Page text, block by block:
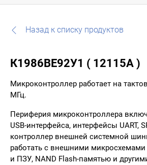
Назад к списку продуктов
К1986ВЕ92У1 ( 12115А )
Микроконтроллер работает на
МГц.
Периферия микроконтроллера
USB-интерфейса, интерфейсы UART,
контроллер внешней системной
работать с внешними микросхемами
и ПЗУ, NAND Flash-памятью и